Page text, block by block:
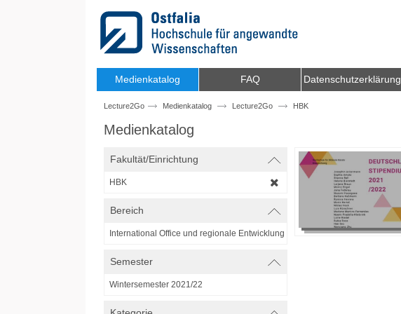
Medienkatalog FAQ Datenschutzerklärung
Lecture2Go Medienkatalog Lecture2Go HBK
Medienkatalog
Fakultät/Einrichtung
HBK
Bereich
International Office und regionale Entwicklung
Semester
Wintersemester 2021/22